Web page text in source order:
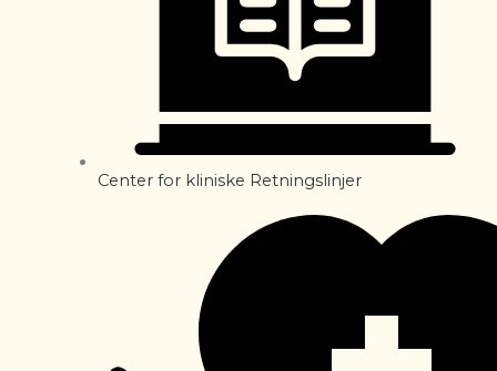
Center for kliniske Retningslinjer